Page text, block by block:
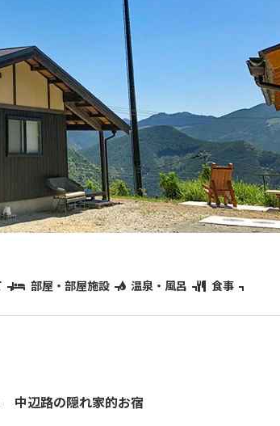
部屋・部屋施設 温泉・風呂
食事
中辺路の隠れ家的お宿